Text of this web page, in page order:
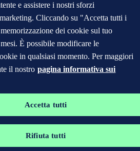
e assistere i nostri sforzi
Cliccando su "Accetta tutti i
dei cookie sul tuo
È possibile modificare le
in qualsiasi momento. Per maggiori
il nostro pagina informativa sui
Accetta tutti
Rifiuta tutti